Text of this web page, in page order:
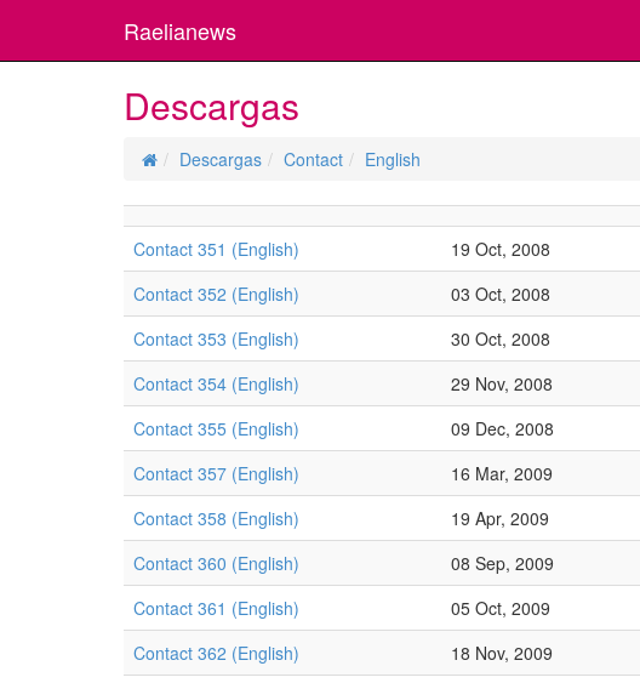
Raelianews
Descargas
Descargas Contact English
Contact 351 (English) 19 Oct, 2008
Contact 352 (English)
03 Oct, 2008
Contact 353 (English)
30 Oct, 2008
Contact 354 (English)
29 Nov, 2008
Contact 355 (English)
09 Dec, 2008
Contact 357 (English)
16 Mar, 2009
Contact 358 (English)
19 Apr, 2009
Contact 360 (English)
08 Sep, 2009
Contact 361 (English)
05 Oct, 2009
Contact 362 (English)
18 Nov, 2009